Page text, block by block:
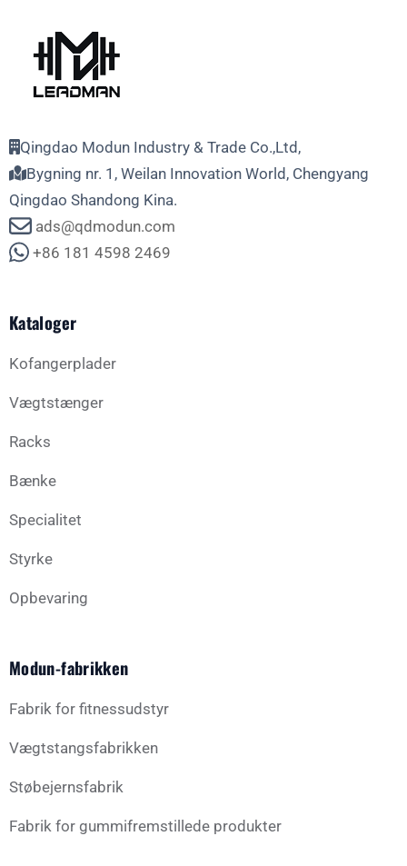
Qingdao Modun Industry & Trade Co.,Ltd,
Bygning nr. 1, Weilan Innovation World, Chengyang
Qingdao Shandong Kina.
ads@qdmodun.com
+86 181 4598 2469
Kataloger
Kofangerplader
Vægtstænger
Racks
Bænke
Specialitet
Styrke
Opbevaring
Modun-fabrikken
Fabrik for fitnessudstyr
Vægtstangsfabrikken
Støbejernsfabrik
Fabrik for gummifremstillede produkter